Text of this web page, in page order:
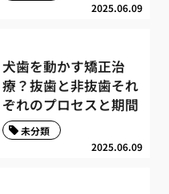
2025.06.09
犬歯を動かす矯正治
療？抜歯と非抜歯それ
ぞれのプロセスと期間
2025.06.09
未分類